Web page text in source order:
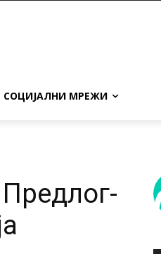
СОЦИЈАЛНИ МРЕЖИ